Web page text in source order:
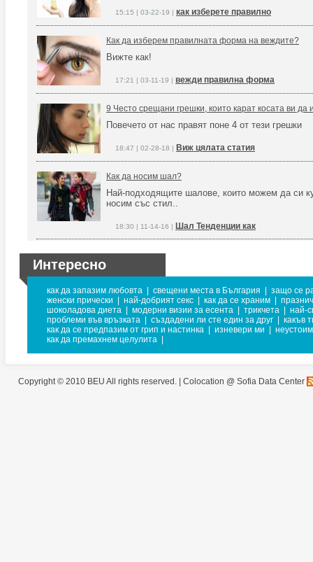
15:15 | 03-22-19 | как изберете правилно
Как да изберем правилната форма на веждите?
Вижте как!
17:21 | 03-11-19 | вежди правилна форма
9 Често срещани грешки, които карат косата ви да
Повечето от нас правят поне 4 от тези грешки
18:47 | 02-28-18 | Виж цялата статия
Как да носим шал?
Най-подходящите шалове, които можем да си
носим със стил..
18:30 | 11-14-16 | Шал Тенденции как
Интересно
как да запазим любовта свещени места в България
защо се
женски прически
най-добрият секс как да се храним
шоколадова диета
модерни визии за есента трикчета
най-
проблеми във връзката
създадени ли сте един за друг
какъв
как да се предпазим от грип и настинка
изневери ми
как да премахнем целулита
Copyright © 2010 BEU All rights reserved. | Colocation @ Sofia Data Center